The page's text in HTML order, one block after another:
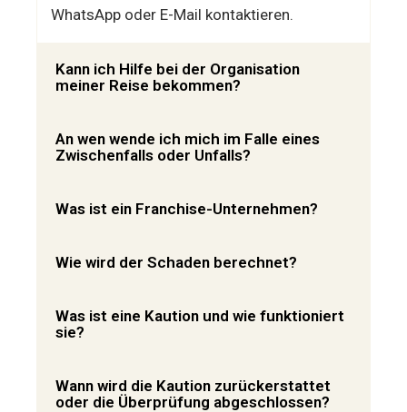
WhatsApp oder E-Mail kontaktieren.
Kann ich Hilfe bei der Organisation
meiner Reise bekommen?
An wen wende ich mich im Falle eines
Zwischenfalls oder Unfalls?
Was ist ein Franchise-Unternehmen?
Wie wird der Schaden berechnet?
Was ist eine Kaution und wie funktioniert
sie?
Wann wird die Kaution zurückerstattet
oder die Überprüfung abgeschlossen?